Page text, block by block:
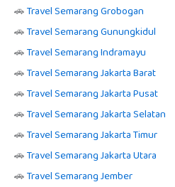
🚗Travel Semarang Grobogan
🚗Travel Semarang Gunungkidul
🚗Travel Semarang Indramayu
🚗Travel Semarang Jakarta Barat
🚗Travel Semarang Jakarta Pusat
🚗Travel Semarang Jakarta Selatan
🚗Travel Semarang Jakarta Timur
🚗Travel Semarang Jakarta Utara
🚗Travel Semarang Jember